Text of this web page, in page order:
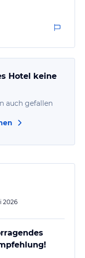
Hotel keine
auch gefallen
2026